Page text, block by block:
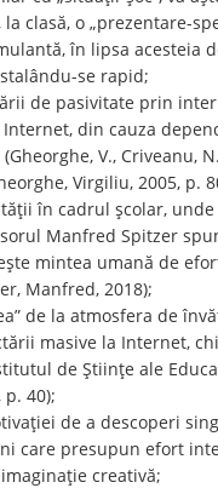
clasă, o „prezentare-
în lipsa acesteia
se rapid;
de pasivitate prin
Internet, din cauza
V., Criveanu,
Virgiliu, 2005, p.
în cadrul școlar, unde
Manfred Spitzer
mintea umană de
Manfred, 2018);
de la atmosfera de
masive la Internet,
de Științe ale
p. 40);
de a descoperi
care presupun efort
creativă;